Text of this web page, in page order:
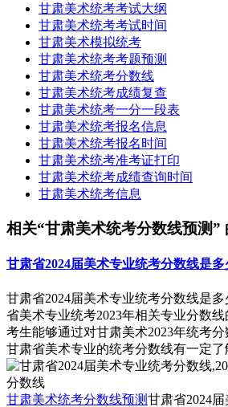
甘肃美术统考考试大纲
甘肃美术统考考试时间
甘肃美术模拟统考
甘肃美术统考考题预测
甘肃美术统考分数线
甘肃美术统考成绩复查
甘肃美术统考一分一段表
甘肃美术统考报名信息
甘肃美术统考报名时间
甘肃美术统考准考证打印
甘肃美术统考成绩查询时间
甘肃美术统考信息
相关“甘肃美术统考分数线预测”
甘肃省2024届美术专业统考分数线是
甘肃省2024届美术专业统考分数线是
省美术专业统考2023年相关专业分数
考生能够通过对甘肃美术2023年统考
甘肃省美术专业的统考分数线有一定了
甘肃美术统考分数线预测甘肃省2024